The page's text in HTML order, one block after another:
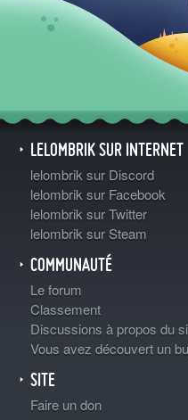
LELOMBRIK SUR INTERNET
lelombrik sur Discord
lelombrik sur Facebook
lelombrik sur Twitter
lelombrik sur Steam
COMMUNAUTÉ
Le forum
Classement
Discussions à propos du
Vous avez découvert un
SITE
Faire un don